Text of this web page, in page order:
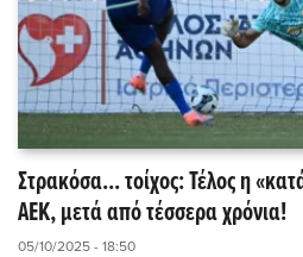
Στρακόσα... τοίχος: Τέλος η
ΑΕΚ, μετά από τέσσερα χρόνια!
05/10/2025 - 18:50